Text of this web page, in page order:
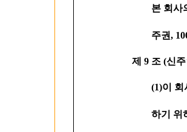
본 회사의
주권, 100
제 9 조 (신
(1)이 회사
하기 위하